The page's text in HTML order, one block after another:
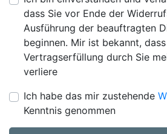
dass Sie vor Ende der
Ausführung der beauftragten
beginnen. Mir ist bekannt,
Vertragserfüllung durch Sie
verliere
Ich habe das mir zustehende
Kenntnis genommen